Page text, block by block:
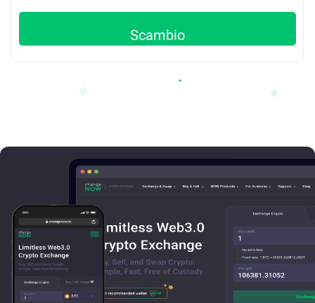
Scambio